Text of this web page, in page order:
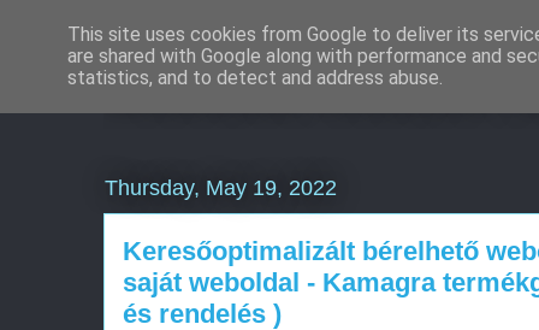
Weboldal készítés
Thursday, May 19, 2022
Keresőoptimalizált bérelhető
saját weboldal - Kamagra
és rendelés )
This site uses cookies from Google to deliver its
are shared with Google along with performance and
statistics, and to detect and address abuse.